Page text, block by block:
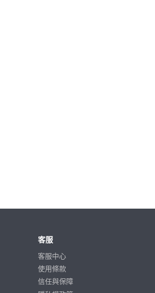
客服
客服中心
使用條款
信任與保障